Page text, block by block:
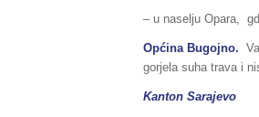
– u naselju Opara,
Općina Bugojno.
gorjela suha trava i
Kanton Sarajevo